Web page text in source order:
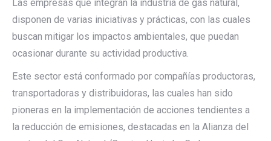
Las empresas que integran la industria de gas natural,
disponen de varias iniciativas y prácticas, con las cuales
buscan mitigar los impactos ambientales, que puedan
ocasionar durante su actividad productiva.
Este sector está conformado por compañías productoras,
transportadoras y distribuidoras, las cuales han sido
pioneras en la implementación de acciones tendientes a
la reducción de emisiones, destacadas en la Alianza del